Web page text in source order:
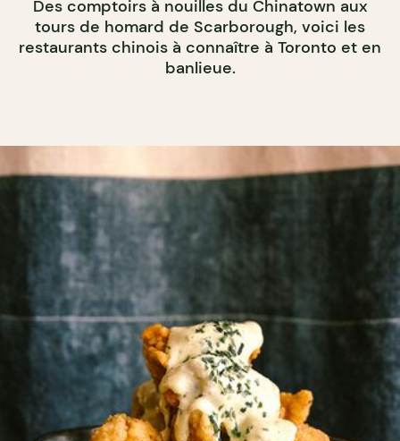
Des comptoirs à nouilles du Chinatown aux
tours de homard de Scarborough, voici les
restaurants chinois à connaître à Toronto et en
banlieue.